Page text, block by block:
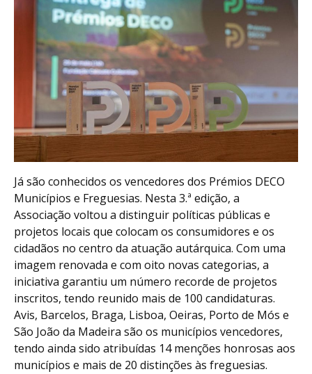
Já são conhecidos os vencedores dos Prémios DECO
Municípios e Freguesias. Nesta 3.ª edição, a
Associação voltou a distinguir políticas públicas e
projetos locais que colocam os consumidores e os
cidadãos no centro da atuação autárquica. Com uma
imagem renovada e com oito novas categorias, a
iniciativa garantiu um número recorde de projetos
inscritos, tendo reunido mais de 100 candidaturas.
Avis, Barcelos, Braga, Lisboa, Oeiras, Porto de Mós e
São João da Madeira são os municípios vencedores,
tendo ainda sido atribuídas 14 menções honrosas aos
municípios e mais de 20 distinções às freguesias.